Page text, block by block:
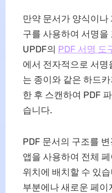
만약 문서가 양식이
구를 사용하여 서명을
UPDF의 PDF 서명 도
에서 전자적으로 서명
는 종이와 같은 하드
한 후 스캔하여 PDF
습니다.
PDF 문서의 구조를
앱을 사용하여 전체
위치에 배치할 수 있
부분에나 새로운 페